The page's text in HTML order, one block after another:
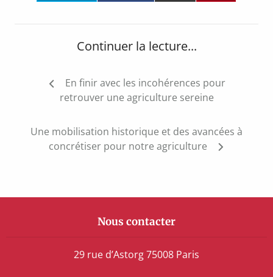
Continuer la lecture...
NavigationEn finir avec les incohérences pour
retrouver une agriculture sereine
Une mobilisation historique et des avancées à
concrétiser pour notre agriculture
Nous contacter
29 rue d’Astorg 75008 Paris